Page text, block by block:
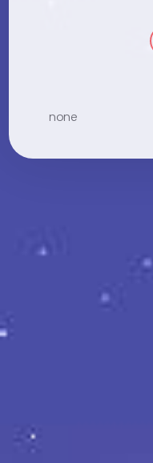
none